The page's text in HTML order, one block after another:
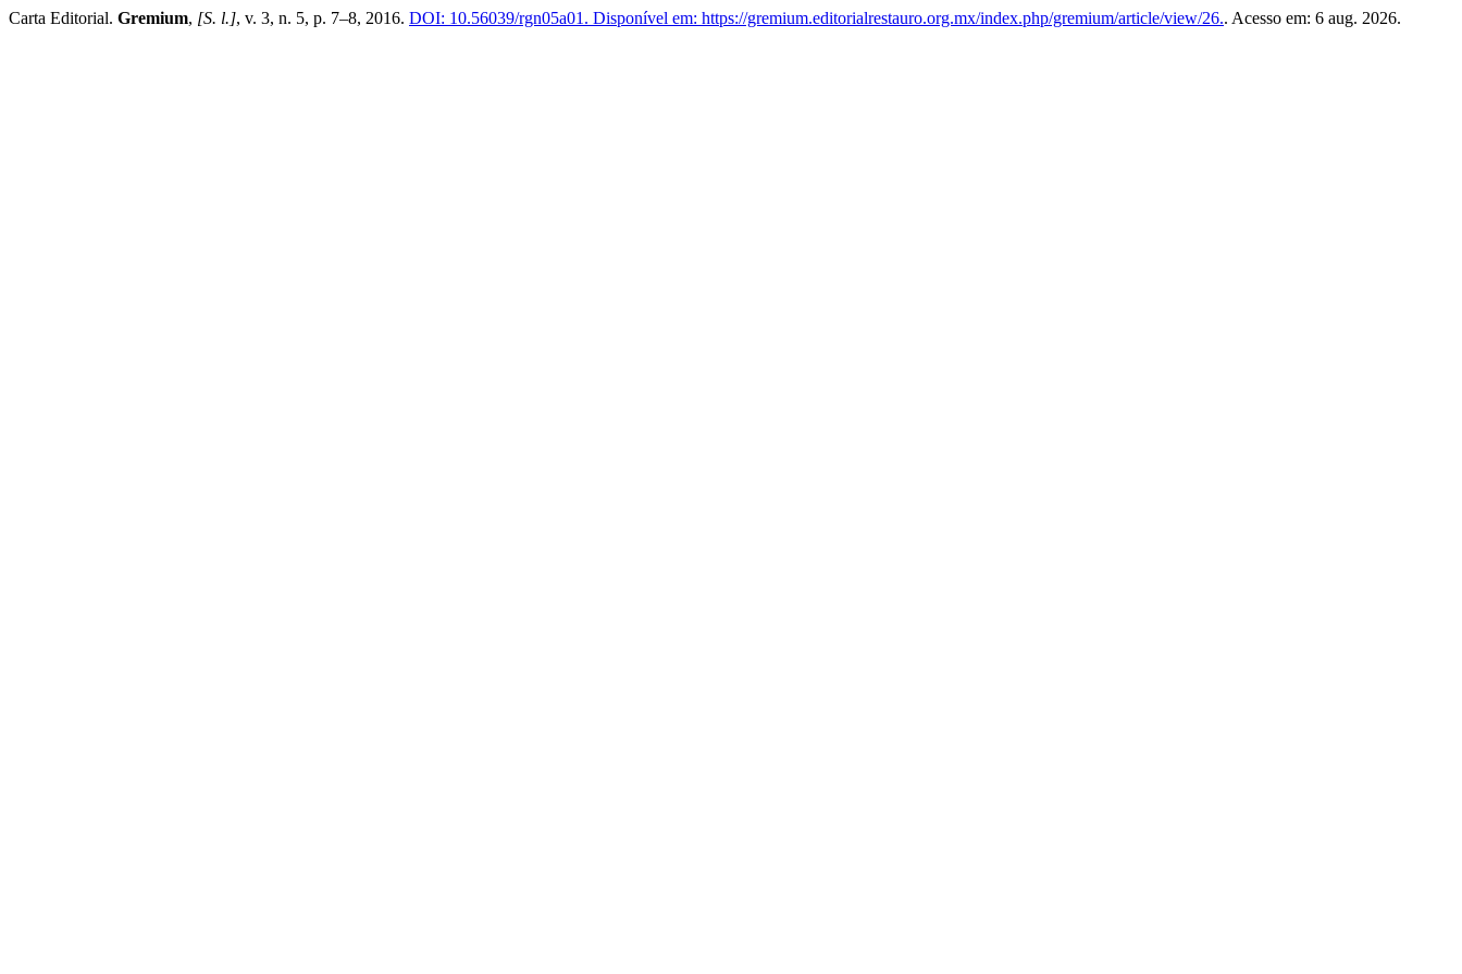
Carta Editorial. Gremium, [S. l.], v. 3, n. 5, p. 7–8, 2016. DOI: 10.56039/rgn05a01. Disponível em: https://gremium.editorialrestauro.org.mx/index.php/gremium/article/view/26.. Acesso em: 6 aug. 2026.